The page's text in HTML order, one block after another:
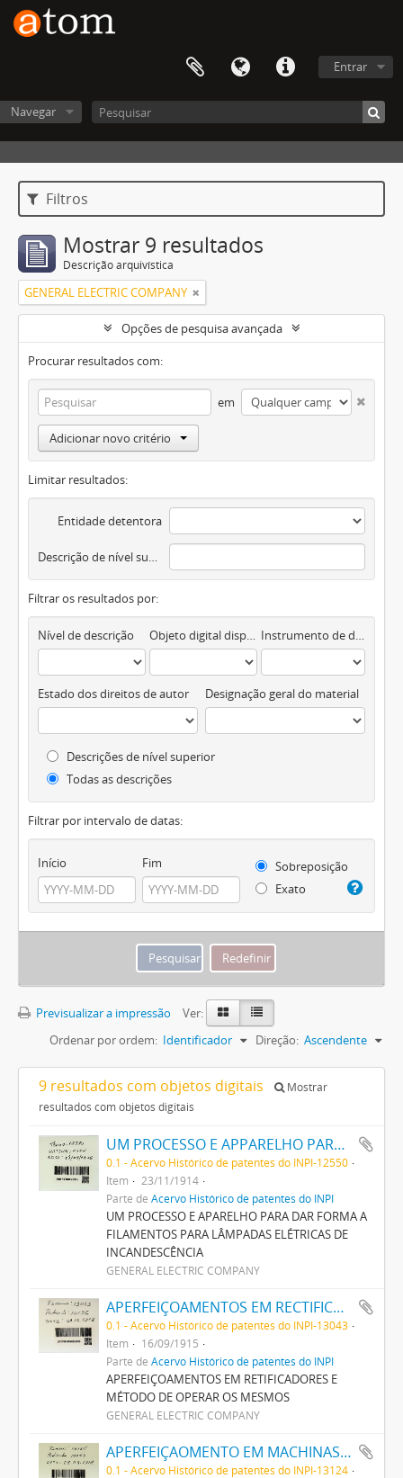
Entrar
Navegar
Filtros
Mostrar 9 resultados
Descrição arquivística
GENERAL ELECTRIC COMPANY
Opções de pesquisa avançada
Procurar resultados com:
em
Adicionar novo critério
Limitar resultados:
Entidade detentora
Descrição de nível superior
Filtrar os resultados por:
Nível de descrição Objeto digital disponível Instrumento de descrição documental
Estado dos direitos de autor Designação geral do material
Descrições de nível superior
Todas as descrições
Filtrar por intervalo de datas:
Início Fim
Sobreposição
Exato
Previsualizar a impressão
Ver:
Ordenar por ordem: Identificador Direção: Ascendente
9 resultados com objetos digitais
Mostrar
resultados com objetos digitais
UM PROCESSO E APPARELHO PARA DAR FORMA A FILAMENTOS PARA LAMPADAS ELECTRICAS DE INCANDESCENCIA
0.1 - Acervo Histórico de patentes do INPI-12550
Item
23/11/1914
Parte de Acervo Histórico de patentes do INPI
UM PROCESSO E APARELHO PARA DAR FORMA A
FILAMENTOS PARA LÂMPADAS ELÉTRICAS DE
INCANDESCÊNCIA
GENERAL ELECTRIC COMPANY
APERFEIÇOAMENTOS EM RECTIFICADORES E METHODO DE OPERAR OS MESMOS
0.1 - Acervo Histórico de patentes do INPI-13043
Item
16/09/1915
Parte de Acervo Histórico de patentes do INPI
APERFEIÇOAMENTOS EM RETIFICADORES E
MÉTODO DE OPERAR OS MESMOS
GENERAL ELECTRIC COMPANY
APERFEIÇAOMENTO EM MACHINAS FALANTES
0.1 - Acervo Histórico de patentes do INPI-13124